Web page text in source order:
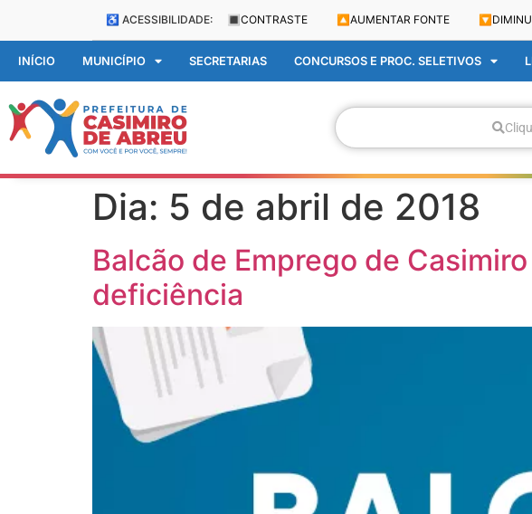
♿ ACESSIBILIDADE: 🔳 CONTRASTE 🔼 AUMENTAR FONTE 🔽
INÍCIO MUNICÍPIO SECRETARIAS CONCURSOS E PROC. SELETIVOS
Dia: 5 de abril de 2018
Balcão de Emprego de
deficiência